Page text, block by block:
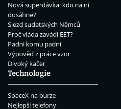
Nová superdávka: kdo na ní
dosáhne?
Sjezd sudetských Němců
Proč vláda zavádí EET?
Padni komu padni
Výpověď z práce vzor
Divoký kačer
Technologie
SpaceX na burze
Nejlepší telefony